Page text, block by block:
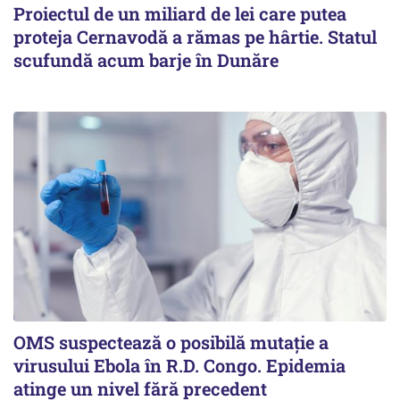
Proiectul de un miliard de lei care putea
proteja Cernavodă a rămas pe hârtie. Statul
scufundă acum barje în Dunăre
OMS suspectează o posibilă mutație a
virusului Ebola în R.D. Congo. Epidemia
atinge un nivel fără precedent